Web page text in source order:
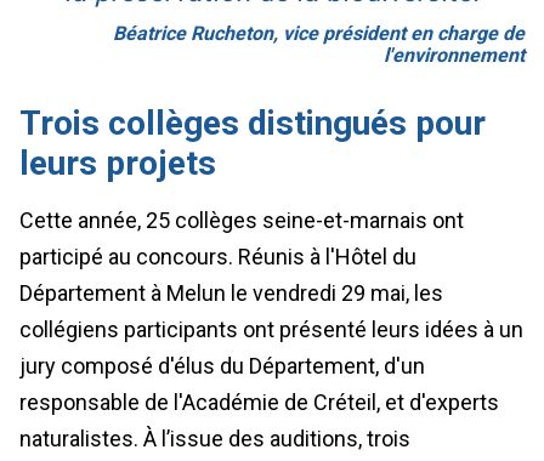
Béatrice Rucheton, vice président en charge de
l'environnement
Trois collèges distingués pour
leurs projets
Cette année, 25 collèges seine-et-marnais ont
participé au concours. Réunis à l'Hôtel du
Département à Melun le vendredi 29 mai, les
collégiens participants ont présenté leurs idées à un
jury composé d'élus du Département, d'un
responsable de l'Académie de Créteil, et d'experts
naturalistes. À l’issue des auditions, trois